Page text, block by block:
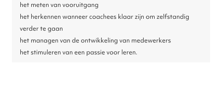
het meten van vooruitgang
het herkennen wanneer coachees klaar zijn om zelfstandig
verder te gaan
het managen van de ontwikkeling van medewerkers
het stimuleren van een passie voor leren.